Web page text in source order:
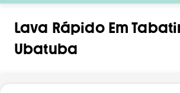
Lava RápidoEm
Ubatuba